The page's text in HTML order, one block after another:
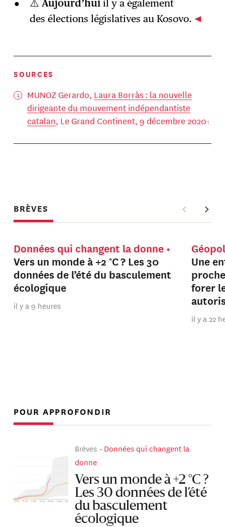
⚠️ Aujourd’hui il y a également
des élections législatives au Kosovo.
SOURCES
MUNOZ Gerardo, Laura Borràs : la nouvelle
dirigeante du mouvement indépendantiste
catalan, Le Grand Continent, 9 décembre 2020
BRÈVES
Données qui changent la donne
Vers un monde à +2 °C ? Les 30
données de l’été du basculement
écologique
il y a 9 heures
Une
forer
il y a 22
POUR APPROFONDIR
Brèves
Données qui changent la
donne
Vers un monde à +2 °C ?
Les 30 données de l’été
du basculement
écologique